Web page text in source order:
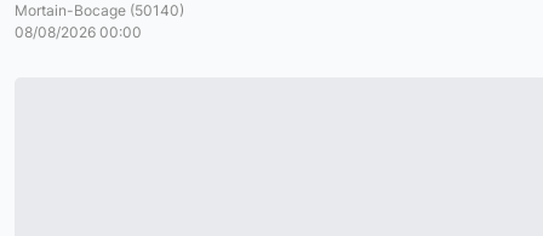
Mortain-Bocage (50140)
08/08/2026 00:00